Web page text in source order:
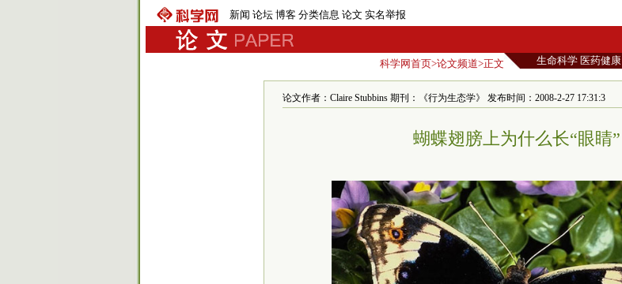
新闻 论坛 博客 分类信息 论文 实名举报
科学网首页>论文频道>正文 生命科学 医药健康
论文作者：Claire Stubbins 期刊：《行为生态学》 发布时间：2008-2-27 17:31:3
蝴蝶翅膀上为什么长“眼睛”